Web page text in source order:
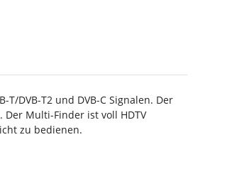
DVB-T2 und DVB-C Signalen. Der
Der Multi-Finder ist voll HDTV
zu bedienen.